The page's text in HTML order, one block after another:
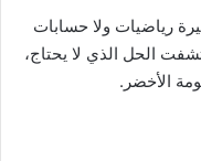
رياضيات ولا حسابات
الحل الذي لا يحتاج،
الأخضر.